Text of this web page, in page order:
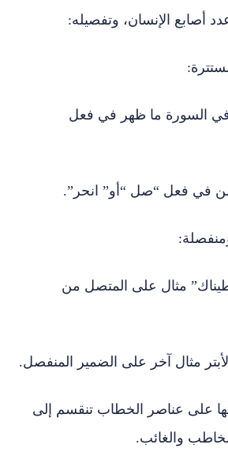
أصابع الإنسان، وتفصيله:
في السورة ما ظهر في فعل
في فعل “صل “أو” انحر”.
مثال على المتصل من
مثال آخر على الضمير المنفصل.
على عناصر الخطاب تنقسم إلى
والغائب.